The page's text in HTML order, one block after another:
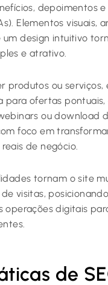
depoimentos
Elementos visuais,
um design intuitivo
e atrativo.
produtos ou serviços,
para ofertas
ou download
foco em
de negócio.
tornam o site
visitas,
operações digitais
de